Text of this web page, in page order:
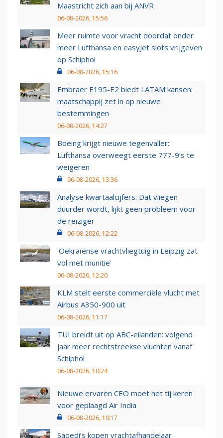
Maastricht zich aan bij ANVR
06-08-2026, 15:56
Meer ruimte voor vracht doordat onder
meer Lufthansa en easyJet slots vrijgeven
op Schiphol
06-08-2026, 15:16
Embraer E195-E2 biedt LATAM kansen:
maatschappij zet in op nieuwe
bestemmingen
06-08-2026, 14:27
Boeing krijgt nieuwe tegenvaller:
Lufthansa overweegt eerste 777-9’s te
weigeren
06-08-2026, 13:36
Analyse kwartaalcijfers: Dat vliegen
duurder wordt, lijkt geen probleem voor
de reiziger
06-08-2026, 12:22
'Oekraïense vrachtvliegtuig in Leipzig zat
vol met munitie'
06-08-2026, 12:20
KLM stelt eerste commerciële vlucht met
Airbus A350-900 uit
06-08-2026, 11:17
TUI breidt uit op ABC-eilanden: volgend
jaar meer rechtstreekse vluchten vanaf
Schiphol
06-08-2026, 10:24
Nieuwe ervaren CEO moet het tij keren
voor geplaagd Air India
06-08-2026, 10:17
Saoedi’s kopen vrachtafhandelaar